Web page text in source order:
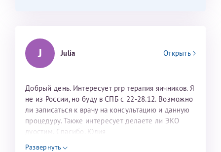
J Julia Открыть
Добрый день. Интересует prp терапия яичников. Я
не из России, но буду в СПБ с 22-28.12. Возможно
ли записаться к врачу на консультацию и данную
процедуру. Также интересует делаете ли ЭКО
дуостим. Спасибо. Юлия
Развернуть